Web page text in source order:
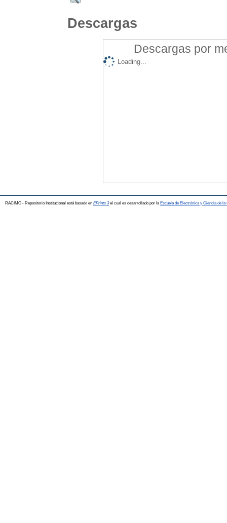
Descargas
Descargas por
Loading...
RACIMO - Repositorio Institucional está basado en EPrints 3el cual es desarrollado por la Escuela de Electrónica y Ciencia de la